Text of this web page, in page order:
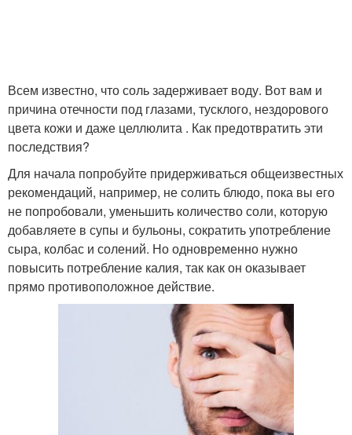
Всем известно, что соль задерживает воду. Вот вам и
причина отечности под глазами, тусклого, нездорового
цвета кожи и даже целлюлита . Как предотвратить эти
последствия?
Для начала попробуйте придерживаться общеизвестных
рекомендаций, например, не солить блюдо, пока вы его
не попробовали, уменьшить количество соли, которую
добавляете в супы и бульоны, сократить употребление
сыра, колбас и солений. Но одновременно нужно
повысить потребление калия, так как он оказывает
прямо противоположное действие.